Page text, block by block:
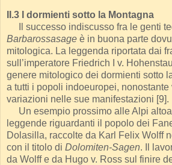
II.3 I dormienti sotto la Montagna
Il successo indiscusso fra le genti
Barbarossasage è in buona parte
mitologica. La leggenda riportata dai
sull’imperatore Friedrich I v.
genere mitologico dei dormienti sotto
a tutti i popoli indoeuropei,
variazioni nelle sue manifestazioni [9].
Un esempio prossimo alle Alpi
leggende riguardanti il popolo dei
Dolasilla, raccolte da Karl Felix Wolff
con il titolo di Dolomiten-Sagen. Il
da Wolff e da Hugo v. Ross sul finire